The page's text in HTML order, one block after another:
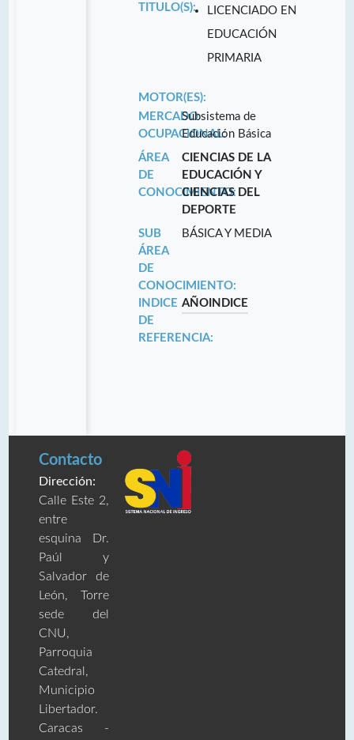
TITULO(S):
LICENCIADO EN
EDUCACIÓN
PRIMARIA
MOTOR(ES):
MERCADO
OCUPACIONAL:
Subsistema de
Educación Básica
ÁREA
DE
CONOCIMIENTO:
CIENCIAS DE LA
EDUCACIÓN Y
CIENCIAS DEL
DEPORTE
SUB
ÁREA
DE
CONOCIMIENTO:
BÁSICA Y MEDIA
INDICE
DE
REFERENCIA:
AÑO INDICE
Contacto
Dirección:
Calle Este 2,
entre
esquina Dr.
Paúl y
Salvador de
León, Torre
sede del
CNU,
Parroquia
Catedral,
Municipio
Libertador.
Caracas -